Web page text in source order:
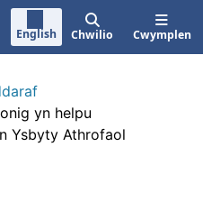
English Chwilio Cwymplen
yn helpu
Ysbyty Athrofaol